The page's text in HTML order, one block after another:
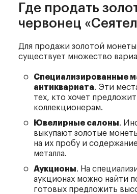
Где продать
червонец
Для продажи золотой монеты
существует множество
Специализированные
антиквариата. Эти
тех, кто хочет
коллекционерам.
Ювелирные салоны.
выкупают золотые
на их пробу и
металла.
Аукционы. На
аукционах можно найти
готовых предложить